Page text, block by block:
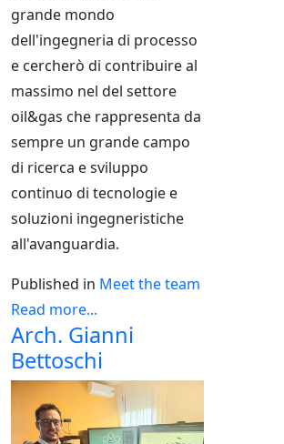
grande mondo
dell'ingegneria di processo
e cercherò di contribuire al
massimo nel del settore
oil&gas che rappresenta da
sempre un grande campo
di ricerca e sviluppo
continuo di tecnologie e
soluzioni ingegneristiche
all'avanguardia.
Published in Meet the team
Read more...
Arch. Gianni
Bettoschi